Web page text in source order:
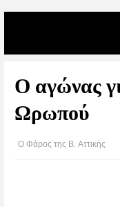
Ο αγώνας
Ωρωπού
Ο Φάρος της Β. Αττικής